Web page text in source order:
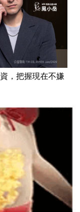
，把握現在不嫌